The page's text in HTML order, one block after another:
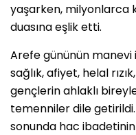
yaşarken, milyonlarca
duasına eşlik etti.
Arefe gününün manevi
sağlık, afiyet, helal
gençlerin ahlaklı
temenniler dile getirildi.
sonunda hac